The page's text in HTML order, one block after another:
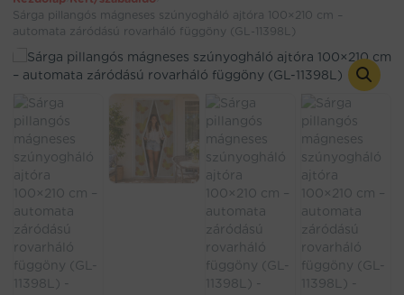
Sárga pillangós mágneses szúnyogháló ajtóra 100×210 cm –
automata záródású rovarháló függöny (GL-11398L)